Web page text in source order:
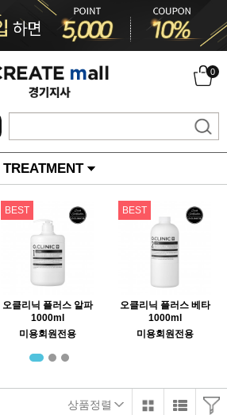
0
TREATMENT
BEST
오클리닉 플러스 알파
1000ml
미용회원전용
BEST
오클리닉 플러스 베타
1000ml
미용회원전용
상품정렬